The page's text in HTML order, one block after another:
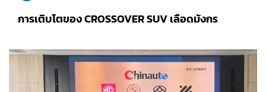
การเติบโตของ CROSSOVER SUV เลือดมังกร